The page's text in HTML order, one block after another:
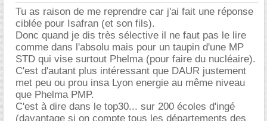
Tu as raison de me reprendre car j'ai fait une réponse
ciblée pour Isafran (et son fils).
Donc quand je dis très sélective il ne faut pas le lire
comme dans l'absolu mais pour un taupin d'une MP
STD qui vise surtout Phelma (pour faire du nucléaire).
C'est d'autant plus intéressant que DAUR justement
met peu ou prou insa Lyon energie au même niveau
que Phelma PMP.
C'est à dire dans le top30... sur 200 écoles d'ingé
(davantage si on compte tous les départements des